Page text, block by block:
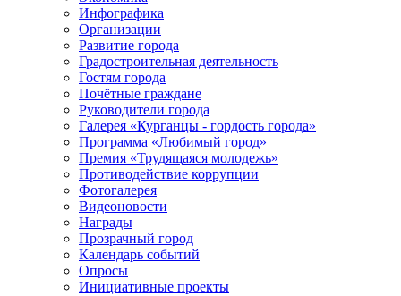
Инфографика
Организации
Развитие города
Градостроительная деятельность
Гостям города
Почётные граждане
Руководители города
Галерея «Курганцы - гордость города»
Программа «Любимый город»
Премия «Трудящаяся молодежь»
Противодействие коррупции
Фотогалерея
Видеоновости
Награды
Прозрачный город
Календарь событий
Опросы
Инициативные проекты